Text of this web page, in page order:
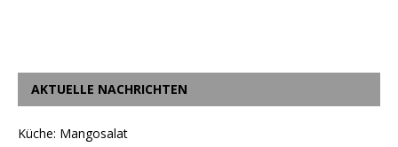
AKTUELLE NACHRICHTEN
Küche: Mangosalat